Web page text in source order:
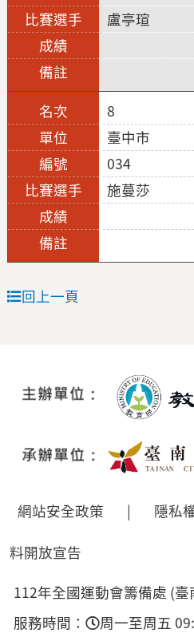
盧亭瑄
8
臺中市
034
施蔓莎
回上一頁
網站安全政策 | 隱私
料開放宣告
112年全國運動會籌備處 (
服務時間：
周一至周五